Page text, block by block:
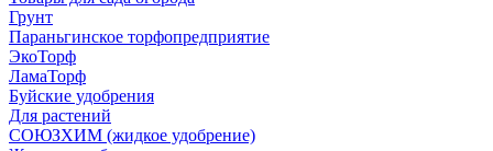
Грунт
Параньгинское торфопредприятие
ЭкоТорф
ЛамаТорф
Буйские удобрения
Для растений
СОЮЗХИМ (жидкое удобрение)